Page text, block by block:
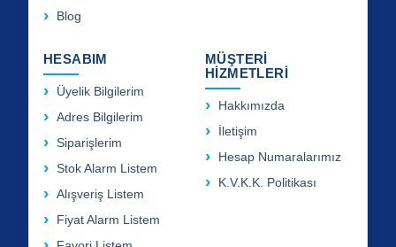
Blog
HESABIM
Üyelik Bilgilerim
Adres Bilgilerim
Siparişlerim
Stok Alarm Listem
Alışveriş Listem
Fiyat Alarm Listem
MÜŞTERİ
HİZMETLERİ
Hakkımızda
İletişim
Hesap Numaralarımız
K.V.K.K. Politikası